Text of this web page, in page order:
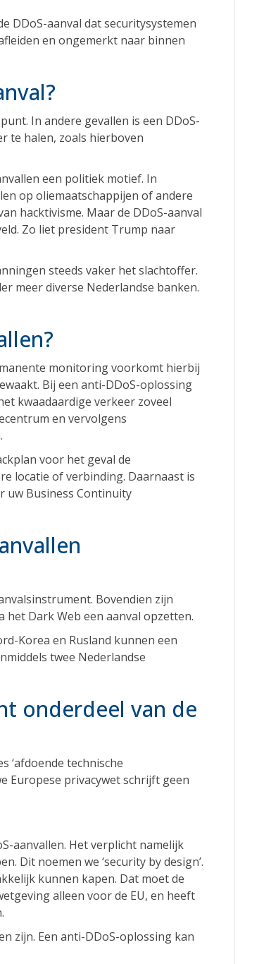
DDoS-aanval dat securitysystemen
en ongemerkt naar binnen
In andere gevallen is een DDoS-
te halen, zoals hierboven
een politiek motief. In
op oliemaatschappijen of andere
hacktivisme. Maar de DDoS-aanval
Zo liet president Trump naar
steeds vaker het slachtoffer.
meer diverse Nederlandse banken.
monitoring voorkomt hierbij
Bij een anti-DDoS-oplossing
kwaadaardige verkeer zoveel
en vervolgens
voor het geval de
locatie of verbinding. Daarnaast is
uw Business Continuity
Bovendien zijn
het Dark Web een aanval opzetten.
Korea en Rusland kunnen een
twee Nederlandse
onderdeel van de
‘afdoende technische
Europese privacywet schrijft geen
aanvallen. Het verplicht namelijk
Dit noemen we ‘security by design’.
kunnen kapen. Dat moet de
alleen voor de EU, en heeft
zijn. Een anti-DDoS-oplossing kan